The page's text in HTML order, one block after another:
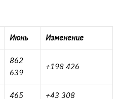
Июнь Изменение
862
639
+198 426
465
+43 308